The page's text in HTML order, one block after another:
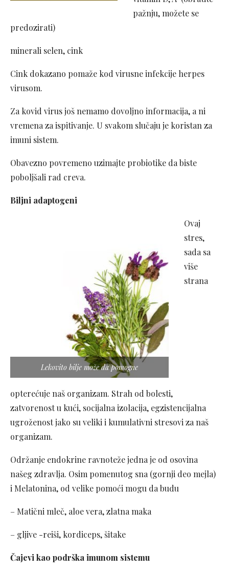
pažnju, možete se
predozirati)
minerali selen, cink
Cink dokazano pomaže kod virusne infekcije herpes
virusom.
Za kovid virus još nemamo dovoljno informacija, a ni
vremena za ispitivanje. U svakom slučaju je koristan za
imuni sistem.
Obavezno povremeno uzimajte probiotike da biste
poboljšali rad creva.
Biljni adaptogeni
Lekovito bilje može da pomogne
Ovaj
stres,
sada sa
više
strana
opterećuje naš organizam. Strah od bolesti,
zatvorenost u kući, socijalna izolacija, egzistencijalna
ugroženost jako su veliki i kumulativni stresovi za naš
organizam.
Održanje endokrine ravnoteže jedna je od osovina
našeg zdravlja. Osim pomenutog sna (gornji deo mejla)
i Melatonina, od velike pomoći mogu da budu
– Matični mleč, aloe vera, zlatna maka
– gljive -reiši, kordiceps, šitake
Čajevi kao podrška imunom sistemu